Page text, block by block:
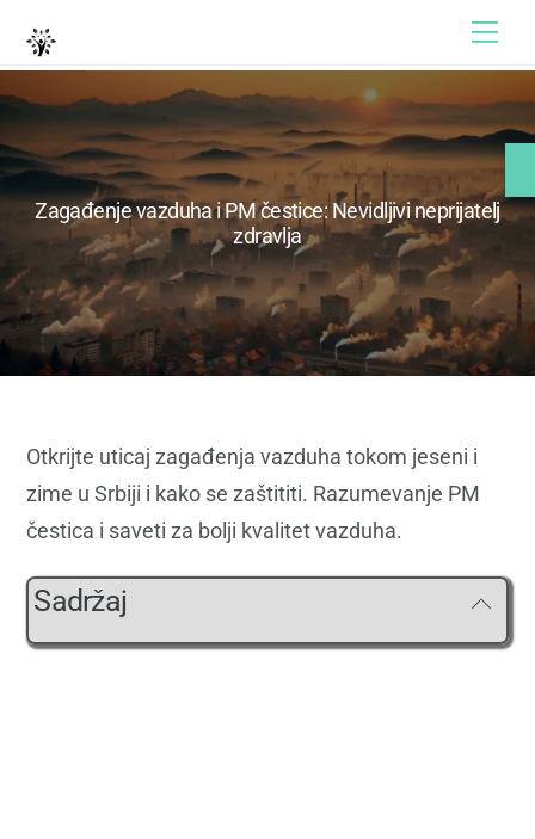
content
content
Zagađenje vazduha i PM čestice: Nevidljivi neprijatelj
zdravlja
Otkrijte uticaj zagađenja vazduha tokom jeseni i
zime u Srbiji i kako se zaštititi. Razumevanje PM
čestica i saveti za bolji kvalitet vazduha.
Sadržaj